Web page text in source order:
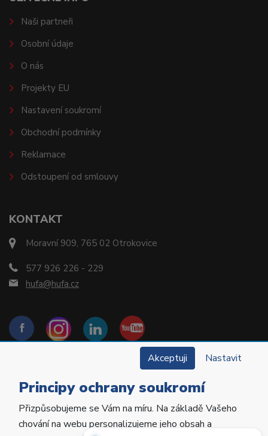
KONTAKT
Moravní 909, 765 02 Otrokovice
577 926 226 - 229
hufa@hufa.cz
Naši partneři
Osobní údaje
O nás
Projekty EU
Nastavení soukromí
Obchodní podmínky
Reklamace
Odstoupení od smlouvy
Copyright © 2022 Hu-Fa Dental a.s. Všechna práva
vyhrazena.
Akceptuji Nastavit
Principy ochrany soukromí
Přizpůsobujeme se Vám na míru. Na základě Vašeho
chování na webu personalizujeme jeho obsah a
Potřebujete poradit?Zeptejte se našeho